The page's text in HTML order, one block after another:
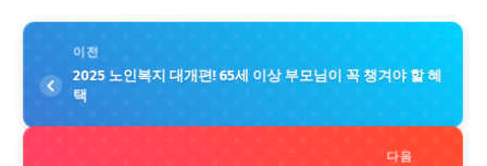
이전
2025 노인복지 대개편! 65세 이상 부모님이 꼭 챙겨야 할 혜
택
다음